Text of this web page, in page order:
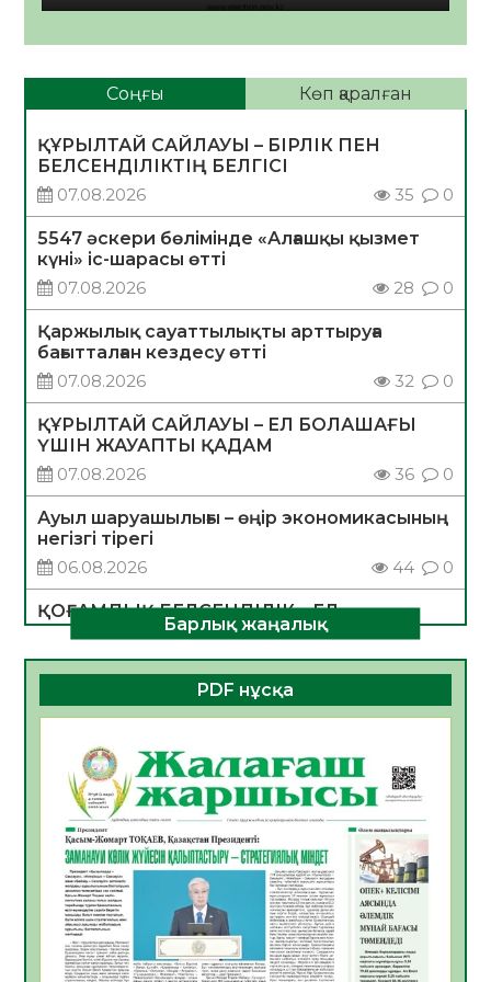
Соңғы Көп қаралған
ҚҰРЫЛТАЙ САЙЛАУЫ – БІРЛІК ПЕН
БЕЛСЕНДІЛІКТІҢ БЕЛГІСІ
07.08.2026
35 0
5547 әскери бөлімінде «Алғашқы қызмет
күні» іс-шарасы өтті
07.08.2026
28 0
Қаржылық сауаттылықты арттыруға
бағытталған кездесу өтті
07.08.2026
32 0
ҚҰРЫЛТАЙ САЙЛАУЫ – ЕЛ БОЛАШАҒЫ
ҮШІН ЖАУАПТЫ ҚАДАМ
07.08.2026
36 0
Ауыл шаруашылығы – өңір экономикасының
негізгі тірегі
06.08.2026
44 0
ҚОҒАМДЫҚ БЕЛСЕНДІЛІК – ЕЛ
ДАМУЫНЫҢ НЕГІЗІ
06.08.2026
41 0
ҚҰРЫЛТАЙ САЙЛАУЫ – БОЛАШАҚҚА
БАСТАР ЖАУАПТЫ ТАҢДАУ
06.08.2026
Инфекциялық ауруларға қарсы иммундау
жұмыстарының тиімділігі
06.08.2026
46
Көкжөтел ауруы туралы
06.08.2026
42
АПВ вакцинасы туралы мәлімет
Барлық жаңалық
PDF нұсқа